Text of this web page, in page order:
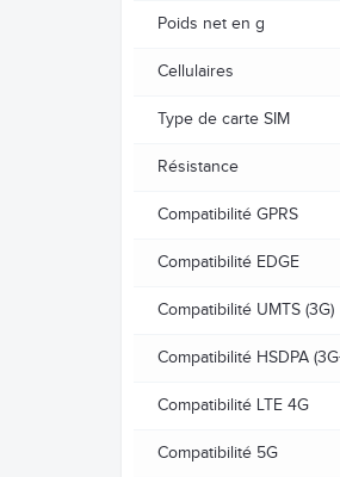
Poids net en g
Cellulaires
Type de carte SIM
Résistance
Compatibilité GPRS
Compatibilité EDGE
Compatibilité UMTS (3G)
Compatibilité HSDPA
Compatibilité LTE 4G
Compatibilité 5G